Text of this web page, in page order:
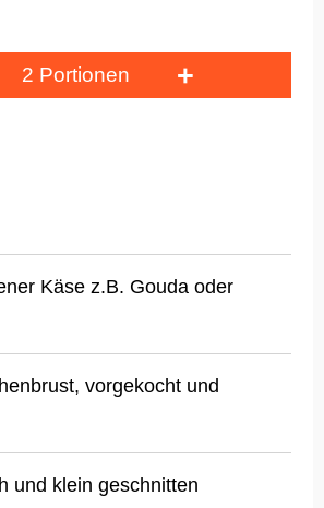
2 Portionen +
Käse z.B. Gouda oder
vorgekocht und
und klein geschnitten